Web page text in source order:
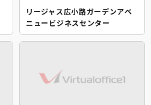
リージャス広小路ガーデンアベ
ニュービジネスセンター